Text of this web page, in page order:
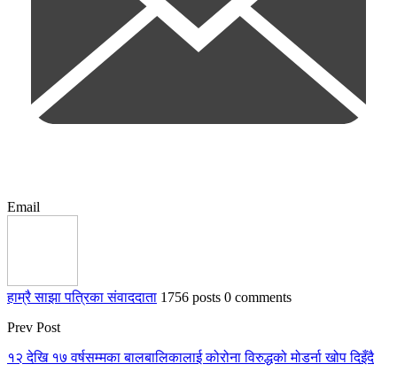
Email
हाम्रै साझा पत्रिका संवाददाता 1756 posts 0 comments
Prev Post
१२ देखि १७ वर्षसम्मका बालबालिकालाई कोरोना विरुद्धको मोडर्ना खोप दिइँदै